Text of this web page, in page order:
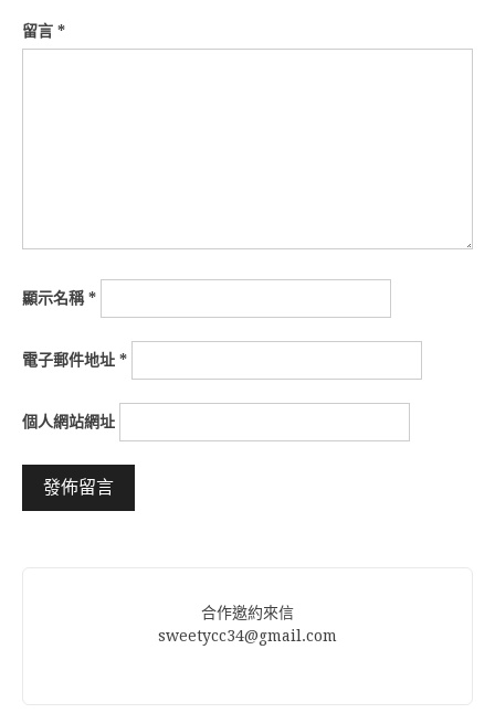
留言 *
顯示名稱*
電子郵件地址 *
個人網站網址
合作邀約來信
sweetycc34@gmail.com